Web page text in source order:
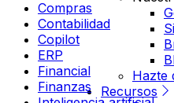
Hazte
Recursos
Compras
Contabilidad
Copilot
ERP
Financial
Finanzas